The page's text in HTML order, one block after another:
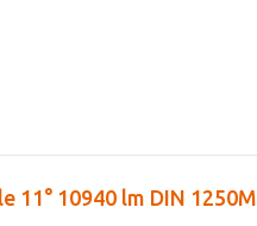
11° 10940 lm DIN 1250M